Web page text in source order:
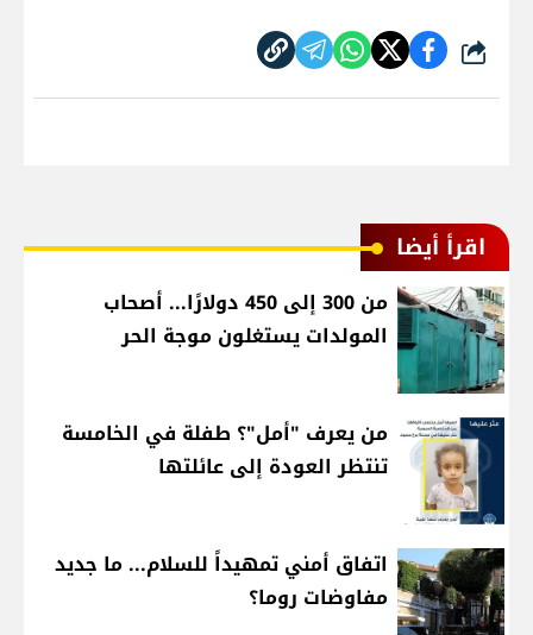
شارك
اقرأ أيضا
من 300 إلى 450 دولارًا... أصحاب
المولدات يستغلون موجة الحر
من يعرف "أمل"؟ طفلة في الخامسة
تنتظر العودة إلى عائلتها
اتفاق أمني تمهيداً للسلام... ما جديد
مفاوضات روما؟